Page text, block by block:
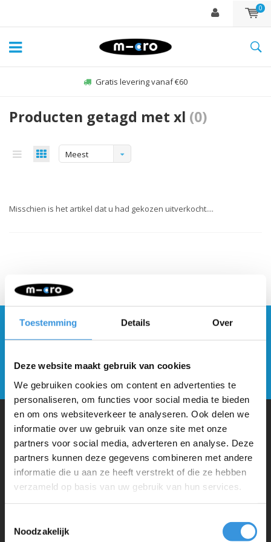
Toestemming Details Over
Deze website maakt gebruik van cookies
We gebruiken cookies om content en advertenties te
personaliseren, om functies voor social media te bieden
en om ons websiteverkeer te analyseren. Ook delen we
informatie over uw gebruik van onze site met onze
partners voor social media, adverteren en analyse. Deze
partners kunnen deze gegevens combineren met andere
informatie die u aan ze heeft verstrekt of die ze hebben
verzameld op basis van uw gebruik van hun services.
Noodzakelijk
0
Gratis levering vanaf €60
Producten getagd met xl (0)
Meest
Misschien is het artikel dat u had gekozen uitverkocht....
Blijf op de hoogte en schrijf je in voor onze
nieuwsbrief
Waarom Micro Step?
Micro Mobility is de uitvinder van de compacte vouwstep en de
veiligheid en zeer duurzaam. Elk onderdeel is los te vervangen. Je